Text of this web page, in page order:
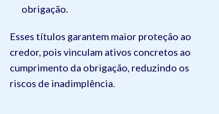
obrigação.
Esses títulos garantem maior proteção ao
credor, pois vinculam ativos concretos ao
cumprimento da obrigação, reduzindo os
riscos de inadimplência.